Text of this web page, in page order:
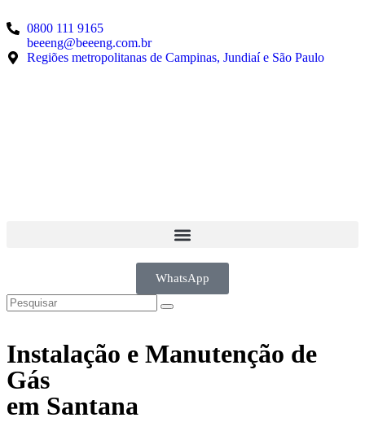
0800 111 9165
beeeng@beeeng.com.br
Regiões metropolitanas de Campinas, Jundiaí e São Paulo
WhatsApp
Instalação e Manutenção de
Gás
em Santana